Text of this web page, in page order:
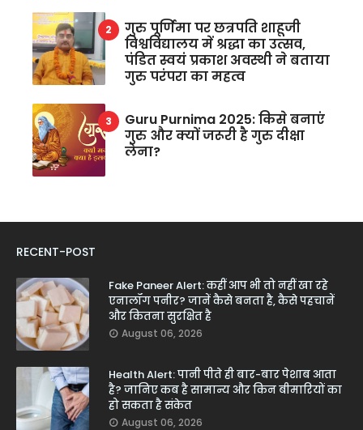
गुरु पूर्णिमा पर छत्रपति शाहूजी
विश्वविद्यालय में श्रद्धा का उत्सव,
पंडित स्वयं प्रकाश अवस्थी ने बताया
गुरु परंपरा का महत्व
Guru Purnima 2025: किसे बनाएं
गुरु और क्यों जरूरी है गुरु दीक्षा
लेना?
RECENT-POST
Fake Paneer Alert: कहीं आप भी तो नहीं खा रहे
एनालॉग पनीर? जानें कैसे बनता है, कैसे पहचानें
और कितना सुरक्षित है
August 06, 2026
Health Alert: पानी पीते ही बार-बार पेशाब आता
है? जानिए कब है सामान्य और किन बीमारियों का
हो सकता है संकेत
August 06, 2026